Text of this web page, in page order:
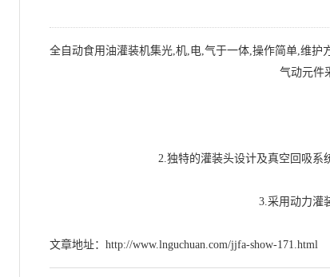
全自动食用油灌装机集光,机,电,气于一体,操作简单,维护
气动元件
2.独特的灌装头设计及真空回吸系
3.采用动力灌
文章地址： http://www.lnguchuan.com/jjfa-show-171.html